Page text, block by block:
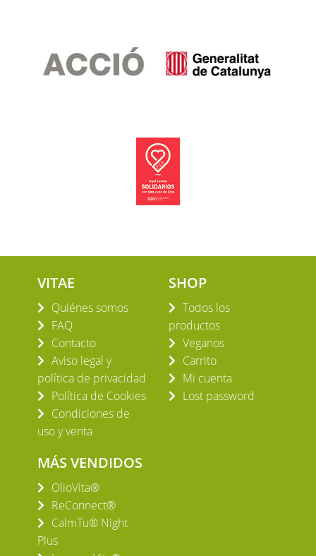
VITAE
Quiénes somos
FAQ
Contacto
Aviso legal y
política de privacidad
Política de Cookies
Condiciones de
uso y venta
SHOP
Todos los
productos
Veganos
Carrito
Mi cuenta
Lost password
MÁS VENDIDOS
OlioVita®
ReConnect®
CalmTu® Night
Plus